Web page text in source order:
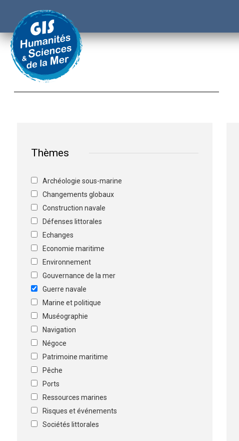
Thèmes
Archéologie sous-marine
Changements globaux
Construction navale
Défenses littorales
Echanges
Economie maritime
Environnement
Gouvernance de la mer
Guerre navale
Marine et politique
Muséographie
Navigation
Négoce
Patrimoine maritime
Pêche
Ports
Ressources marines
Risques et événements
Sociétés littorales